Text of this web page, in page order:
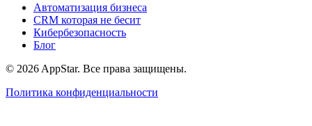
Автоматизация бизнеса
CRM которая не бесит
Кибербезопасность
Блог
© 2026 AppStar. Все права защищены.
Политика конфиденциальности